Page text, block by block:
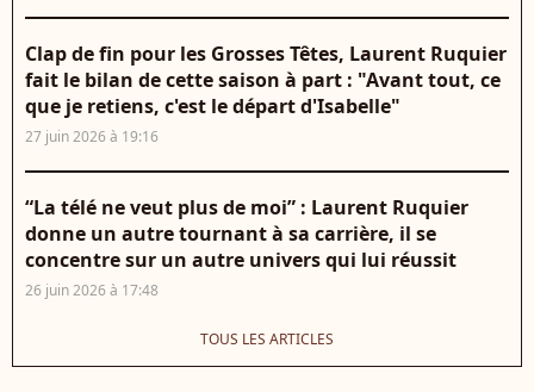
Clap de fin pour les Grosses Têtes, Laurent Ruquier
fait le bilan de cette saison à part : "Avant tout, ce
que je retiens, c'est le départ d'Isabelle"
27 juin 2026 à 19:16
“La télé ne veut plus de moi” : Laurent Ruquier
donne un autre tournant à sa carrière, il se
concentre sur un autre univers qui lui réussit
26 juin 2026 à 17:48
TOUS LES ARTICLES